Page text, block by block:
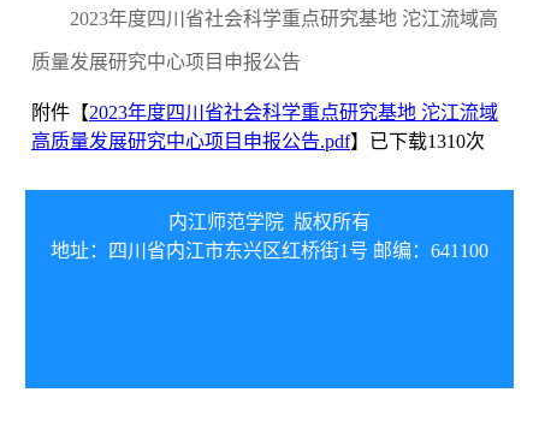
2023年度四川省社会科学重点研究基地 沱江流域高
质量发展研究中心项目申报公告
附件【2023年度四川省社会科学重点研究基地 沱江流域
高质量发展研究中心项目申报公告.pdf】已下载1310次
内江师范学院 版权所有
地址：四川省内江市东兴区红桥街1号 邮编：641100